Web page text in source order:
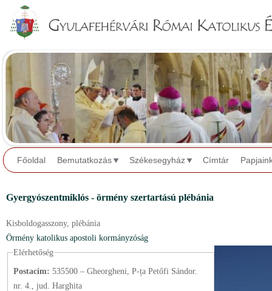
Főoldal Bemutatkozás Székesegyház Címtár
Gyergyószentmiklós - örmény szertartású plébánia
Kisboldogasszony, plébánia
Örmény katolikus apostoli kormányzóság
Elérhetőség
Postacím: 535500 – Gheorgheni, P-ța Petőfi Sándor.
nr. 4., jud. Harghita